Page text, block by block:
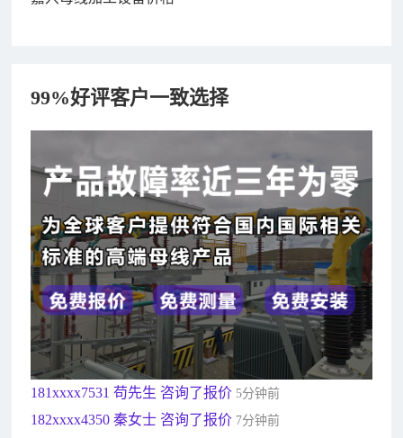
99%好评客户一致选择
182xxxx4350 秦女士 咨询了报价 7分钟前
156xxxx3534 郭先生 咨询了报价7分钟前
192xxxx2920 周先生 咨询了报价10分钟前
189xxxx6562 王先生 咨询了报价1秒前
190xxxx3508 徐女士 咨询了报价5秒前
135xxxx6654 张先生 咨询了报价
181xxxx7531 苟先生 咨询了报价5分钟前
182xxxx4350 秦女士 咨询了报价 7分钟前
156xxxx3534 郭先生 咨询了报价 7分钟前